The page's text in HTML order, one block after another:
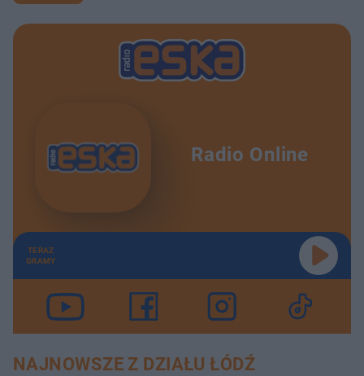
Radio Online
TERAZ
GRAMY
NAJNOWSZE Z DZIAŁU ŁÓDŹ